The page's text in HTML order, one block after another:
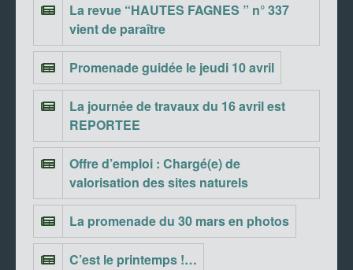
La revue “HAUTES FAGNES ” n° 337
vient de paraître
Promenade guidée le jeudi 10 avril
La journée de travaux du 16 avril est
REPORTEE
Offre d’emploi : Chargé(e) de
valorisation des sites naturels
La promenade du 30 mars en photos
C’est le printemps !…